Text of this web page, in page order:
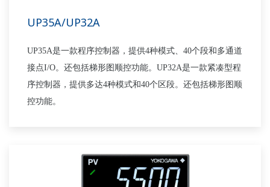
UP35A/UP32A
UP35A是一款程序控制器，提供4种模式、40个段和多通道
接点I/O。还包括梯形图顺控功能。UP32A是一款紧凑型程
序控制器，提供多达4种模式和40个区段。还包括梯形图顺
控功能。